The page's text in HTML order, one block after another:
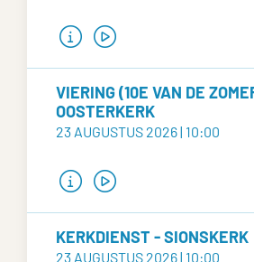
VIERING (10E VAN DE
OOSTERKERK
23 AUGUSTUS 2026 | 10:00
KERKDIENST - SIONSKERK
23 AUGUSTUS 2026 | 10:00